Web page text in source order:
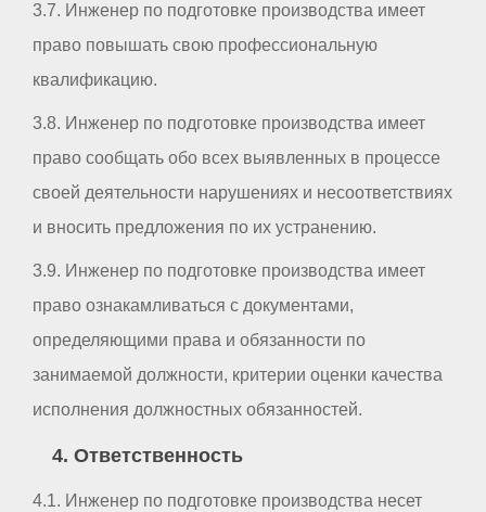
3.7. Инженер по подготовке производства имеет
право повышать свою профессиональную
квалификацию.
3.8. Инженер по подготовке производства имеет
право сообщать обо всех выявленных в процессе
своей деятельности нарушениях и несоответствиях
и вносить предложения по их устранению.
3.9. Инженер по подготовке производства имеет
право ознакамливаться с документами,
определяющими права и обязанности по
занимаемой должности, критерии оценки качества
исполнения должностных обязанностей.
4. Ответственность
4.1. Инженер по подготовке производства несет